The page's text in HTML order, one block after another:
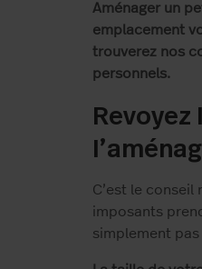
Aménager un
emplacement
trouverez nos
personnels.
C’est le
imposants
simplement